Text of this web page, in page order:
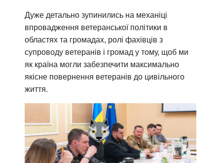
Дуже детально зупинились на механіці
впровадження ветеранської політики в
областях та громадах, ролі фахівців з
супроводу ветеранів і громад у тому, щоб ми
як країна могли забезпечити максимально
якісне повернення ветеранів до цивільного
життя.